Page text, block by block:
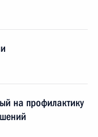
на профилактику